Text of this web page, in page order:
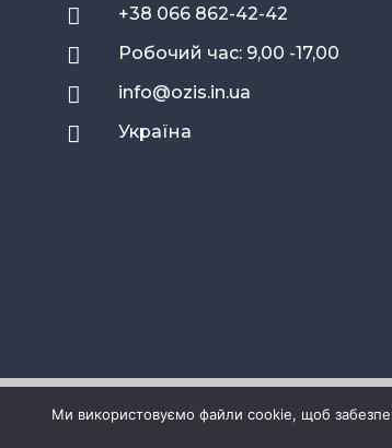
 +38 066 862-42-42
 Робочий час: 9,00 -17,00
 info@ozis.in.ua
 Україна
Контакти Про нас
Ми використовуємо файли cookie, щоб